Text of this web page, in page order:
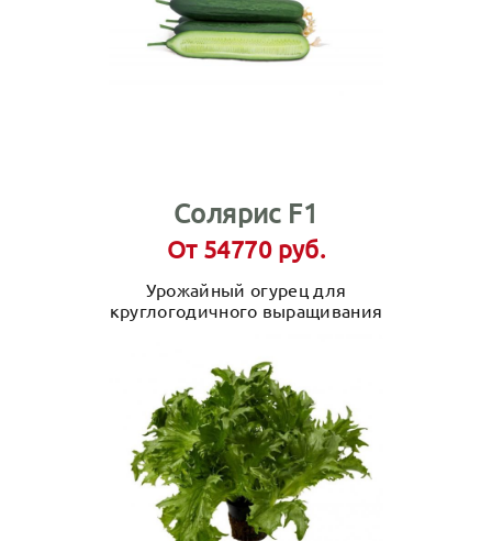
Солярис F1
От 54770 руб.
Урожайный огурец для
круглогодичного выращивания